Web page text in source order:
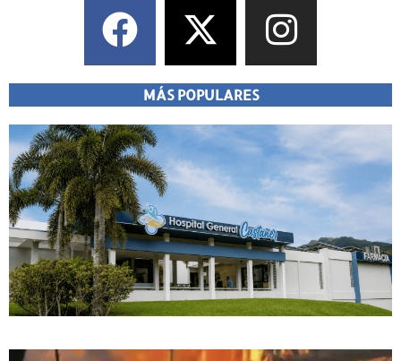
MÁS POPULARES